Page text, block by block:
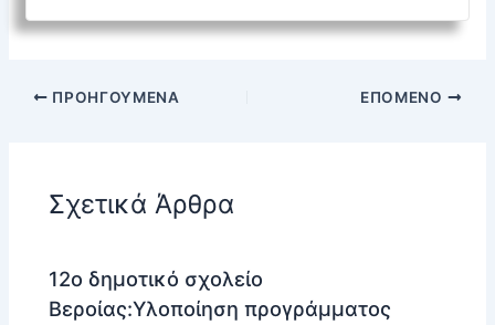
ΠΡΟΗΓΟΎΜΕΝΑ ΕΠΌΜΕΝΟ
Σχετικά Άρθρα
12ο δημοτικό σχολείο
Βεροίας:Υλοποίηση προγράμματος